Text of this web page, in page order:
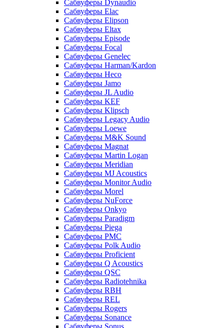
Сабвуферы Dynaudio
Сабвуферы Elac
Сабвуферы Elipson
Сабвуферы Eltax
Сабвуферы Episode
Сабвуферы Focal
Сабвуферы Genelec
Сабвуферы Harman/Kardon
Сабвуферы Heco
Сабвуферы Jamo
Сабвуферы JL Audio
Сабвуферы KEF
Сабвуферы Klipsch
Сабвуферы Legacy Audio
Сабвуферы Loewe
Сабвуферы M&K Sound
Сабвуферы Magnat
Сабвуферы Martin Logan
Сабвуферы Meridian
Сабвуферы MJ Acoustics
Сабвуферы Monitor Audio
Сабвуферы Morel
Сабвуферы NuForce
Сабвуферы Onkyo
Сабвуферы Paradigm
Сабвуферы Piega
Сабвуферы PMC
Сабвуферы Polk Audio
Сабвуферы Proficient
Сабвуферы Q Acoustics
Сабвуферы QSC
Сабвуферы Radiotehnika
Сабвуферы RBH
Сабвуферы REL
Сабвуферы Rogers
Сабвуферы Sonance